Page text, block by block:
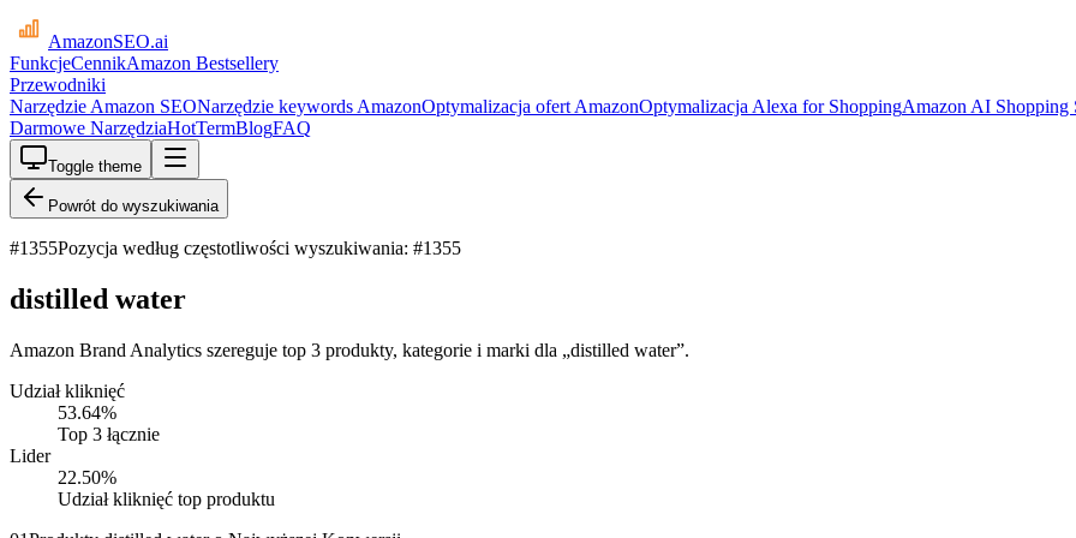
AmazonSEO.ai
FunkcjeCennikAmazon Bestsellery
Przewodniki
Narzędzie Amazon SEONarzędzie keywords AmazonOptymalizacja ofert AmazonOptymalizacja Alexa for ShoppingAmazon AI Shopping
Darmowe NarzędziaHotTermBlogFAQ
Toggle theme
Powrót do wyszukiwania
#1355Pozycja według częstotliwości wyszukiwania: #1355
distilled water
Amazon Brand Analytics szereguje top 3 produkty, kategorie i marki dla „distilled water”.
Udział kliknięć
53.64%
Top 3 łącznie
Lider
22.50%
Udział kliknięć top produktu